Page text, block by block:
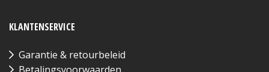
KLANTENSERVICE
Garantie & retourbeleid
Betalingsvoorwaarden